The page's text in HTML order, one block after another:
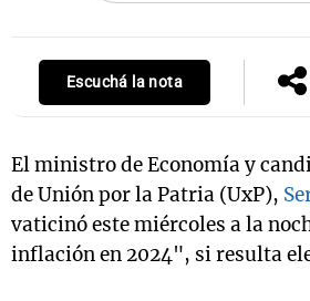
Escuchá la nota
El ministro de Economía y
de Unión por la Patria (UxP),
vaticinó este miércoles a la
inflación en 2024", si resulta